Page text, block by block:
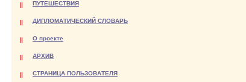
ПУТЕШЕСТВИЯ
ДИПЛОМАТИЧЕСКИЙ СЛОВАРЬ
О проекте
АРХИВ
СТРАНИЦА ПОЛЬЗОВАТЕЛЯ